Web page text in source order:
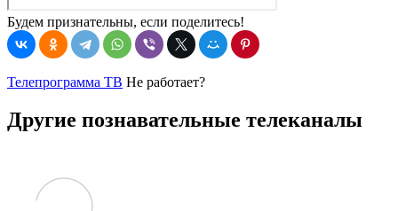
Будем признательны, если поделитесь!
Телепрограмма ТВ Не работает?
Другие познавательные телеканалы